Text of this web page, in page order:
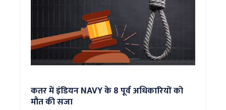
कतर में इंडियन NAVY के 8 पूर्व अधिकारियों को
मौत की सजा